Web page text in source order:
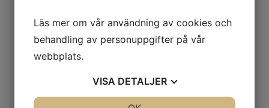
Peter Reuterberg
Carl Fredrik Reuterswärd
Lisa Rinnevuo
Orion Righard
Roger Risberg
Pedro Rodriguez Garrido
Läs mer om vår användning av cookies och
behandling av personuppgifter på vår
webbplats.
VISA DETALJER